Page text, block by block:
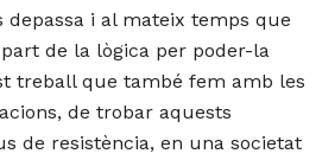
depassa i al mateix temps que
de la lògica per poder-la
treball que també fem amb les
de trobar aquests
de resistència, en una societat